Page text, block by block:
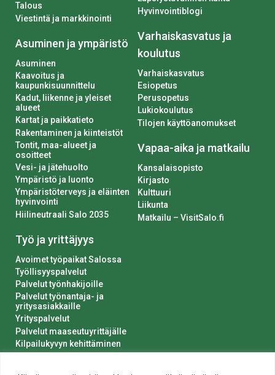
Talous
Viestintä ja markkinointi
Asuminen ja ympäristö
Asuminen
Kaavoitus ja
kaupunkisuunnittelu
Kadut, liikenne ja yleiset
alueet
Kartat ja paikkatieto
Rakentaminen ja kiinteistöt
Tontit, maa-alueet ja
osoitteet
Vesi- ja jätehuolto
Ympäristö ja luonto
Ympäristöterveys ja eläinten
hyvinvointi
Hiilineutraali Salo 2035
Työ ja yrittäjyys
Avoimet työpaikat Salossa
Työllisyyspalvelut
Palvelut työnhakijoille
Palvelut työnantaja- ja
yritysasiakkaille
Yrityspalvelut
Palvelut maaseutuyrittäjälle
Kilpailukyvyn kehittäminen
Hyvinvointiblogi
Varhaiskasvatus ja
koulutus
Varhaiskasvatus
Esiopetus
Perusopetus
Lukiokoulutus
Tilojen käyttöanomukset
Vapaa-aika ja matkailu
Kansalaisopisto
Kirjasto
Kulttuuri
Liikunta
Matkailu – VisitSalo.fi